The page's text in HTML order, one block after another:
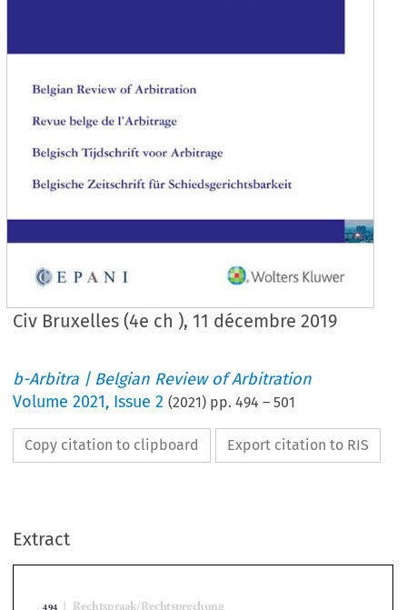
Civ Bruxelles (4e ch ), 11 décembre 2019
b-Arbitra | Belgian Review of Arbitration
Volume2021, Issue 2 (2021) pp.494 –501
Copy citation to clipboard Export citation to RIS
Extract
Rechtspraak/Rechtsprechung
494